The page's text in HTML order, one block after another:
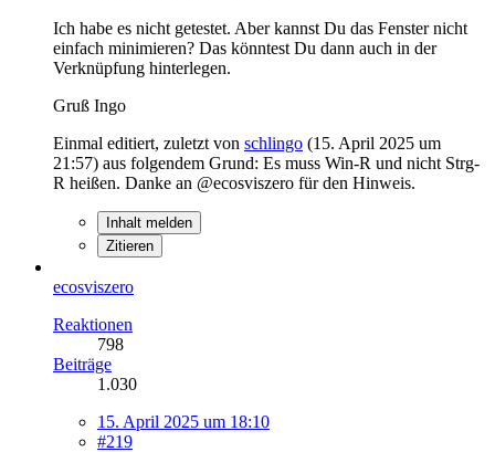
Ich habe es nicht getestet. Aber kannst Du das Fenster nicht
einfach minimieren? Das könntest Du dann auch in der
Verknüpfung hinterlegen.
Gruß Ingo
Einmal editiert, zuletzt von schlingo (15. April 2025 um
21:57) aus folgendem Grund: Es muss Win-R und nicht Strg-
R heißen. Danke an @ecosviszero für den Hinweis.
Inhalt melden
Zitieren
ecosviszero
Reaktionen
798
Beiträge
1.030
15. April 2025 um 18:10
#219